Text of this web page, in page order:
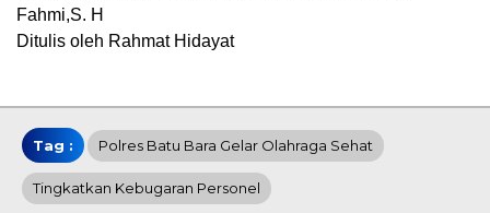
Fahmi,S. H
Ditulis oleh Rahmat Hidayat
Tag : Polres Batu Bara Gelar Olahraga Sehat
Tingkatkan Kebugaran Personel